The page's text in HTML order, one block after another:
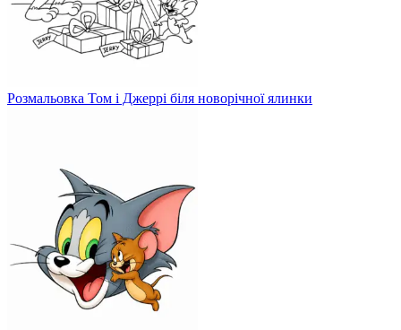
Розмальовка Том і Джеррі біля новорічної ялинки